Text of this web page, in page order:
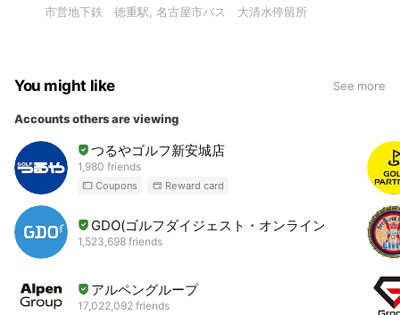
市営地下鉄 徳重駅, 名古屋市バス 大清水停留所
You might like See more
Accounts others are viewing
つるやゴルフ新安城店
1,980 friends
Coupons Reward card
GDO(ゴルフダイジェスト・オンライン)
1,523,698 friends
アルペングループ
17,022,092 friends